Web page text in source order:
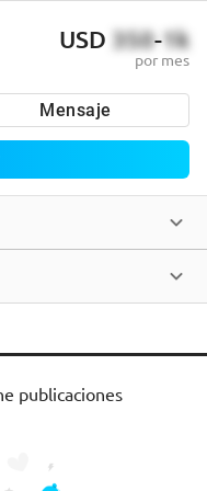
USD 350-1k
por mes
Mensaje
publicaciones